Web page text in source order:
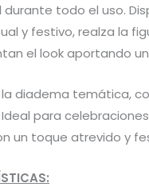
durante todo el uso.
y festivo, realza la
el look aportando
la diadema temática,
para
un toque atrevido y